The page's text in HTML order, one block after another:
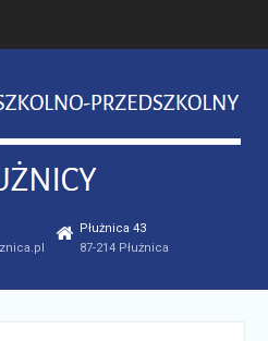
Płużnica 43
87-214 Płużnica